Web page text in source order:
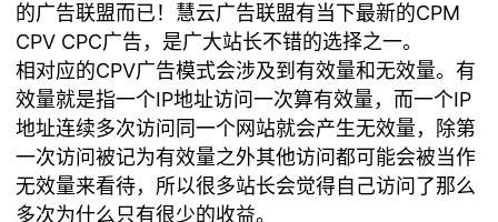
的广告联盟而已！慧云广告联盟有当下最新的CPM
CPV CPC广告，是广大站长不错的选择之一。
相对应的CPV广告模式会涉及到有效量和无效量。有
效量就是指一个IP地址访问一次算有效量，而一个IP
地址连续多次访问同一个网站就会产生无效量，除第
一次访问被记为有效量之外其他访问都可能会被当作
无效量来看待，所以很多站长会觉得自己访问了那么
多次为什么只有很少的收益。